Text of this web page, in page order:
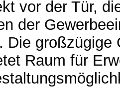
vor der Tür,
der
Die großzügige
Raum für